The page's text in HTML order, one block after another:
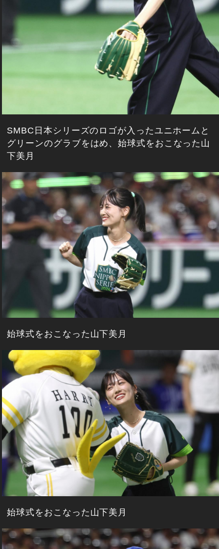
SMBC日本シリーズのロゴが入ったユニホームと
グリーンのグラブをはめ、始球式をおこなった山
下美月
始球式をおこなった山下美月
始球式をおこなった山下美月